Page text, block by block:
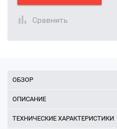
Сравнить
ОБЗОР
ОПИСАНИЕ
ТЕХНИЧЕСКИЕ ХАРАКТЕРИСТИКИ